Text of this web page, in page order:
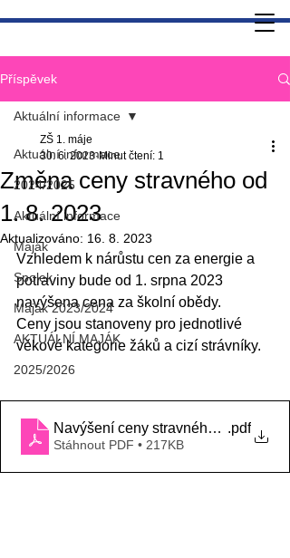
Příspěvek
Aktuální informace
2024/2025
Aktuální informace
Maják
Spolek
Maják 2023/2024
AKTUÁLNÍ MAJÁK
2025/2026
Aktuální informace
Změna ceny stravného od
1. 8. 2023
ZŠ 1. máje
30. 6. 2023 Minut čtení: 1
Aktualizováno: 16. 8. 2023
Vzhledem k nárůstu cen za energie a
potraviny bude od 1. srpna 2023
navýšena cena za školní obědy.
Ceny jsou stanoveny pro jednotlivé
věkové kategorie žáků a cizí strávníky.
Navýšení ceny stravného žáci od
.pdf
Stáhnout PDF • 217KB